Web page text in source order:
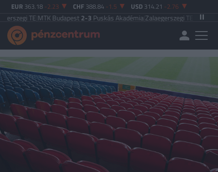
EUR 363.18 -2.23 CHF 388.84 -1.5 USD 314.21 -2.76
MTK Budapest2-3Puskás Akadémia|Zalaegerszegi TE5-2Paksi FC